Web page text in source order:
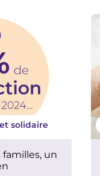
solidaire
familles, un